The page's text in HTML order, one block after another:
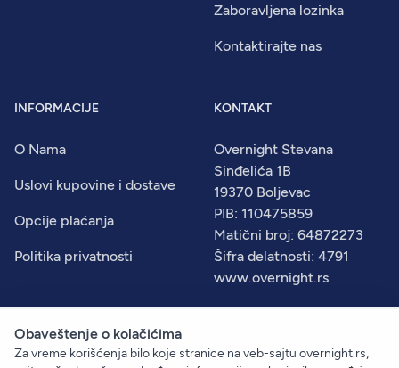
Zaboravljena lozinka
Kontaktirajte nas
INFORMACIJE
O Nama
Uslovi kupovine i dostave
Opcije plaćanja
Politika privatnosti
KONTAKT
Overnight Stevana
Sinđelića 1B
19370 Boljevac
PIB: 110475859
Matični broj: 64872273
Šifra delatnosti: 4791
www.overnight.rs
© 2026Overnight. Sva prava zadržana.
Obaveštenje o kolačićima
Za vreme korišćenja bilo koje stranice na veb-sajtu overnight.rs,